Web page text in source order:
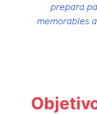
prepara
memorables